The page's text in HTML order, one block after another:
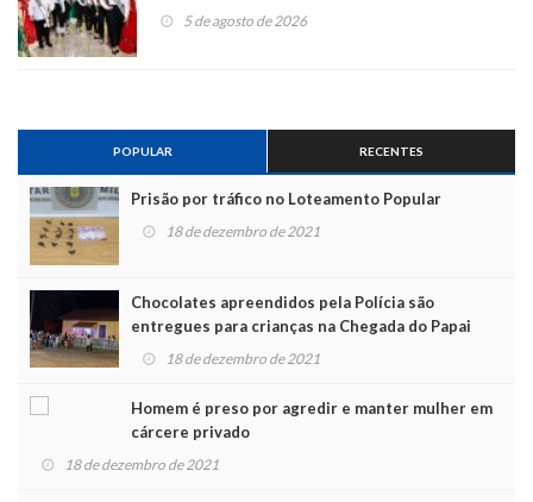
5 de agosto de 2026
POPULAR RECENTES
Prisão por tráfico no Loteamento Popular
18 de dezembro de 2021
Chocolates apreendidos pela Polícia são
entregues para crianças na Chegada do Papai
Noel
18 de dezembro de 2021
Homem é preso por agredir e manter mulher em
cárcere privado
18 de dezembro de 2021